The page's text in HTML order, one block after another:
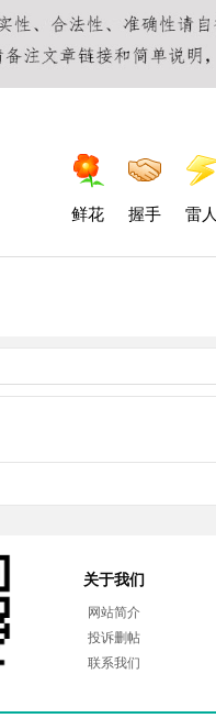
鲜花 握手 雷
关于我们
网站简介
投诉删帖
联系我们